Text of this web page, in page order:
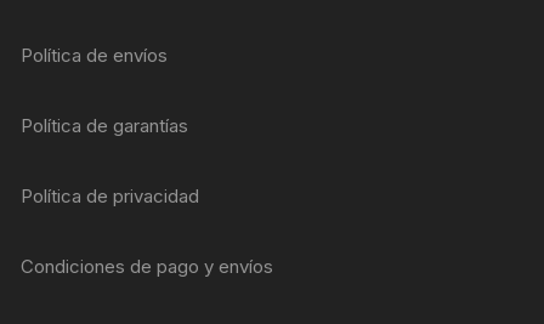
Política de envíos
Política de garantías
Política de privacidad
Condiciones de pago y envíos